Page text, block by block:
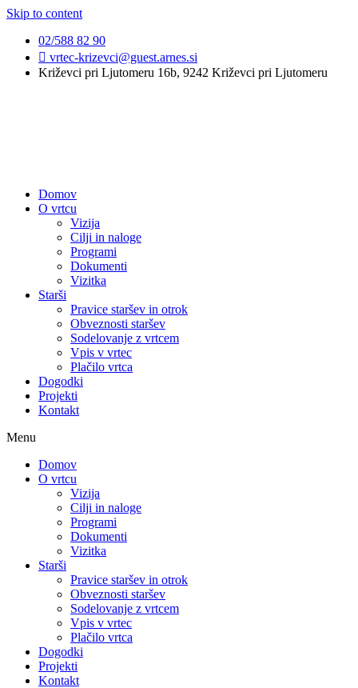
Skip to content
02/588 82 90
vrtec-krizevci@guest.arnes.si
Križevci pri Ljutomeru 16b, 9242 Križevci pri Ljutomeru
Domov
O vrtcu
Vizija
Cilji in naloge
Programi
Dokumenti
Vizitka
Starši
Pravice staršev in otrok
Obveznosti staršev
Sodelovanje z vrtcem
Vpis v vrtec
Plačilo vrtca
Dogodki
Projekti
Kontakt
Menu
Domov
O vrtcu
Vizija
Cilji in naloge
Programi
Dokumenti
Vizitka
Starši
Pravice staršev in otrok
Obveznosti staršev
Sodelovanje z vrtcem
Vpis v vrtec
Plačilo vrtca
Dogodki
Projekti
Kontakt